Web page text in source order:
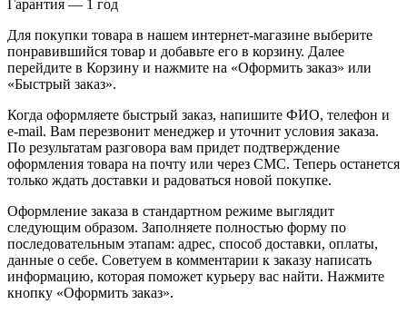
Гарантия — 1 год
Для покупки товара в нашем интернет-магазине выберите
понравившийся товар и добавьте его в корзину. Далее
перейдите в Корзину и нажмите на «Оформить заказ» или
«Быстрый заказ».
Когда оформляете быстрый заказ, напишите ФИО, телефон и
e-mail. Вам перезвонит менеджер и уточнит условия заказа.
По результатам разговора вам придет подтверждение
оформления товара на почту или через СМС. Теперь останется
только ждать доставки и радоваться новой покупке.
Оформление заказа в стандартном режиме выглядит
следующим образом. Заполняете полностью форму по
последовательным этапам: адрес, способ доставки, оплаты,
данные о себе. Советуем в комментарии к заказу написать
информацию, которая поможет курьеру вас найти. Нажмите
кнопку «Оформить заказ».